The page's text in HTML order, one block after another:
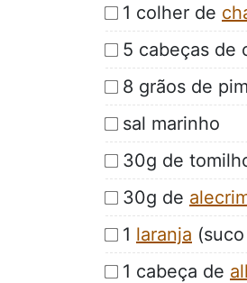
1 colher de
5 cabeças de
8 grãos de
sal marinho
30g de
30g de
1 laranja
1 cabeça de